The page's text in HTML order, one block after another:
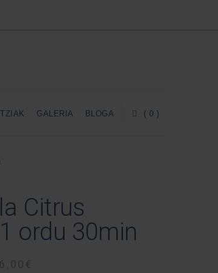
GALERIA BLOGA ( 0 )
Citrus
ordu 30min
€